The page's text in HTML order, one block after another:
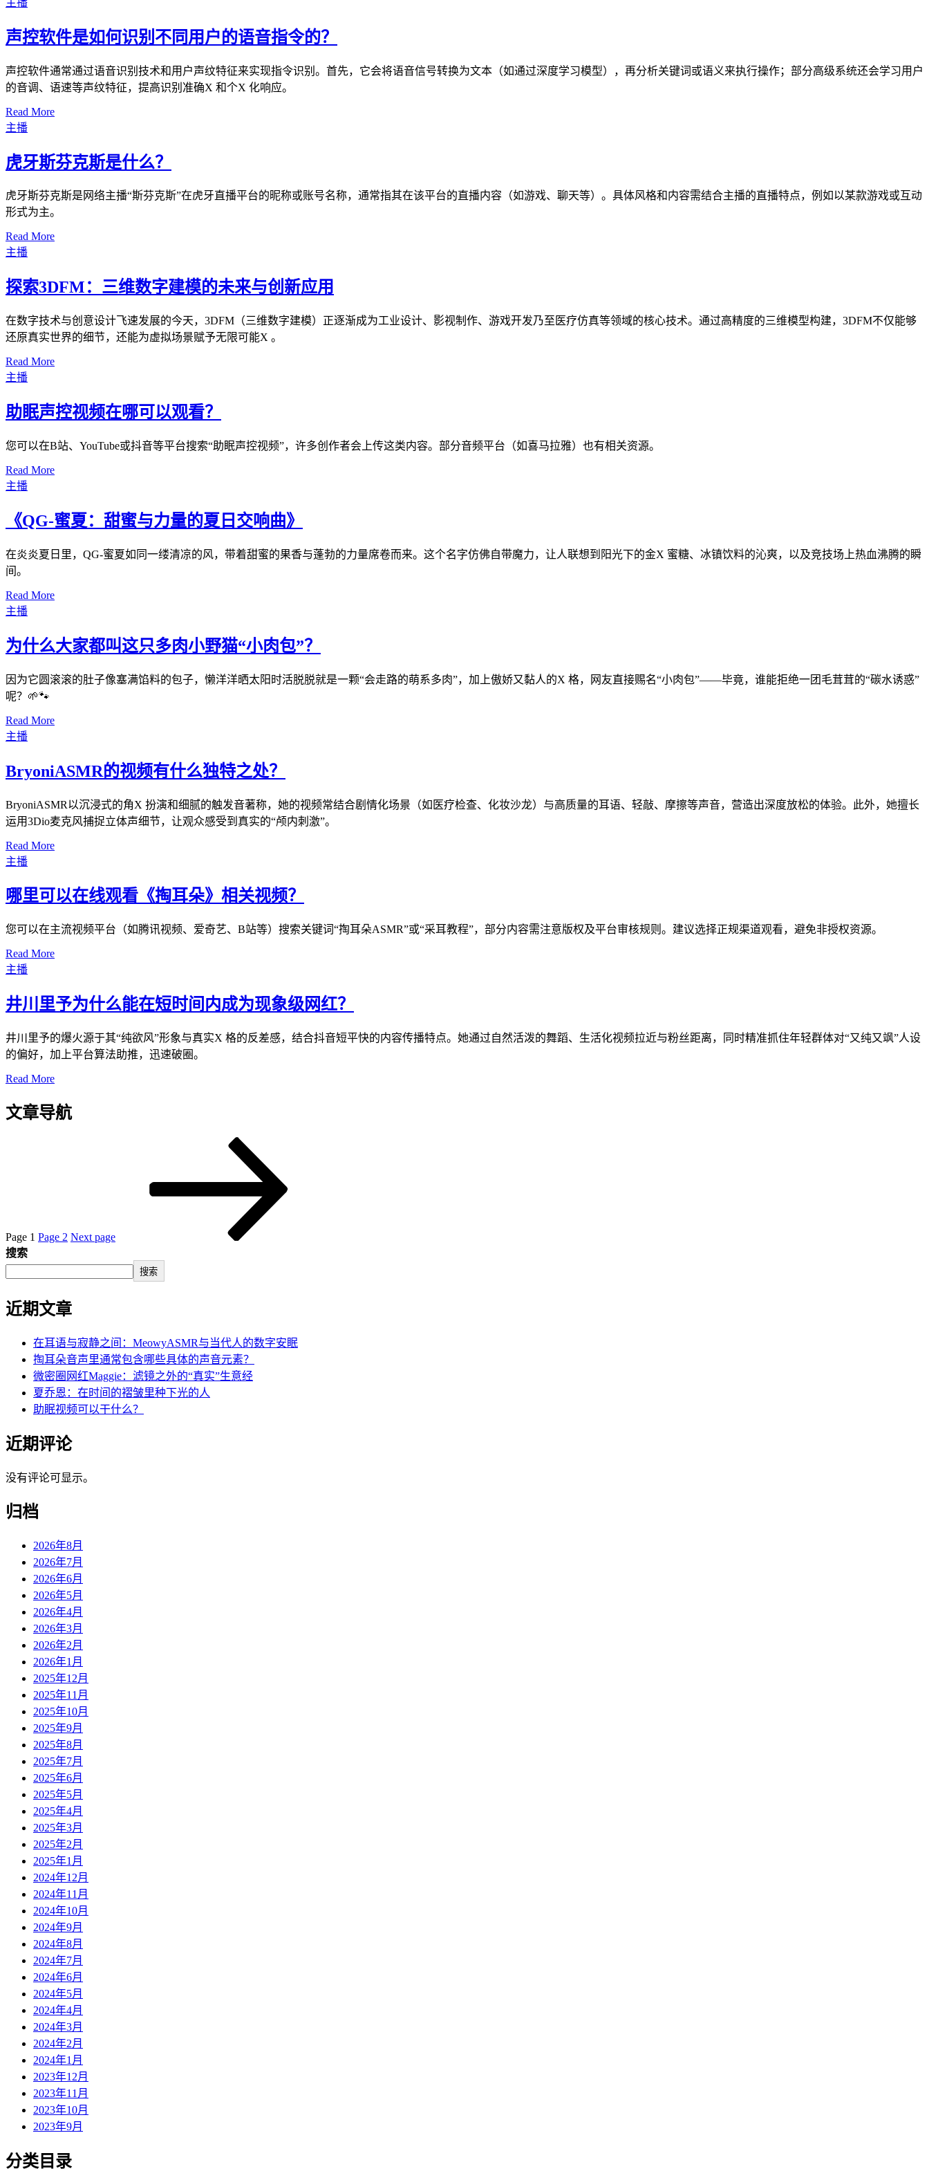
声控软件是如何识别不同用户的语音指令的？
声控软件通常通过语音识别技术和用户声纹特征来实现指令识别。首先，它会将语音信号转换为文本（如通过深度学习模型），再分析关键词或语义来执行操作；部分高级系统还会学习用户
的音调、语速等声纹特征，提高识别准确X 和个X 化响应。
Read More
主播
虎牙斯芬克斯是什么？
虎牙斯芬克斯是网络主播“斯芬克斯”在虎牙直播平台的昵称或账号名称，通常指其在该平台的直播内容（如游戏、聊天等）。具体风格和内容需结合主播的直播特点，例如以某款游戏或互动
形式为主。
Read More
主播
探索3DFM：三维数字建模的未来与创新应用
在数字技术与创意设计飞速发展的今天，3DFM（三维数字建模）正逐渐成为工业设计、影视制作、游戏开发乃至医疗仿真等领域的核心技术。通过高精度的三维模型构建，3DFM不仅能够
还原真实世界的细节，还能为虚拟场景赋予无限可能X 。
Read More
主播
助眠声控视频在哪可以观看？
您可以在B站、YouTube或抖音等平台搜索“助眠声控视频”，许多创作者会上传这类内容。部分音频平台（如喜马拉雅）也有相关资源。
Read More
主播
《QG-蜜夏：甜蜜与力量的夏日交响曲》
在炎炎夏日里，QG-蜜夏如同一缕清凉的风，带着甜蜜的果香与蓬勃的力量席卷而来。这个名字仿佛自带魔力，让人联想到阳光下的金X 蜜糖、冰镇饮料的沁爽，以及竞技场上热血沸腾的瞬
间。
Read More
主播
为什么大家都叫这只多肉小野猫“小肉包”？
因为它圆滚滚的肚子像塞满馅料的包子，懒洋洋晒太阳时活脱脱就是一颗“会走路的萌系多肉”，加上傲娇又黏人的X 格，网友直接赐名“小肉包”——毕竟，谁能拒绝一团毛茸茸的“碳水诱惑”
呢？🌱🐾
Read More
主播
BryoniASMR的视频有什么独特之处？
BryoniASMR以沉浸式的角X 扮演和细腻的触发音著称，她的视频常结合剧情化场景（如医疗检查、化妆沙龙）与高质量的耳语、轻敲、摩擦等声音，营造出深度放松的体验。此外，她擅长
运用3Dio麦克风捕捉立体声细节，让观众感受到真实的“颅内刺激”。
Read More
主播
哪里可以在线观看《掏耳朵》相关视频？
您可以在主流视频平台（如腾讯视频、爱奇艺、B站等）搜索关键词“掏耳朵ASMR”或“采耳教程”，部分内容需注意版权及平台审核规则。建议选择正规渠道观看，避免非授权资源。
Read More
主播
井川里予为什么能在短时间内成为现象级网红？
井川里予的爆火源于其“纯欲风”形象与真实X 格的反差感，结合抖音短平快的内容传播特点。她通过自然活泼的舞蹈、生活化视频拉近与粉丝距离，同时精准抓住年轻群体对“又纯又飒”人设
的偏好，加上平台算法助推，迅速破圈。
Read More
文章导航
Page 1 Page 2 Next page
搜索
搜索
近期文章
在耳语与寂静之间：MeowyASMR与当代人的数字安眠
掏耳朵音声里通常包含哪些具体的声音元素？
微密圈网红Maggie：滤镜之外的“真实”生意经
夏乔恩：在时间的褶皱里种下光的人
助眠视频可以干什么？
近期评论
没有评论可显示。
归档
2026年8月
2026年7月
2026年6月
2026年5月
2026年4月
2026年3月
2026年2月
2026年1月
2025年12月
2025年11月
2025年10月
2025年9月
2025年8月
2025年7月
2025年6月
2025年5月
2025年4月
2025年3月
2025年2月
2025年1月
2024年12月
2024年11月
2024年10月
2024年9月
2024年8月
2024年7月
2024年6月
2024年5月
2024年4月
2024年3月
2024年2月
2024年1月
2023年12月
2023年11月
2023年10月
2023年9月
分类目录